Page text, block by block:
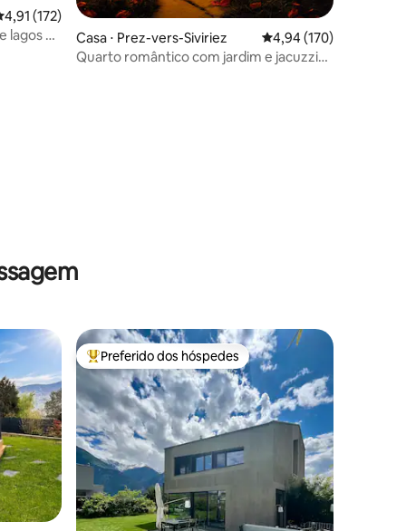
de uma avaliação média de 5, 172 avaliações
4,91 (172)
lagos e
Casa ⋅ Prez-vers-Siviriez 4,94 de uma avaliação
4,94 (170)
Quarto romântico com jardim e jacuzzi
Entre os melhores preferidos dos hóspedes
Preferido dos hóspedes